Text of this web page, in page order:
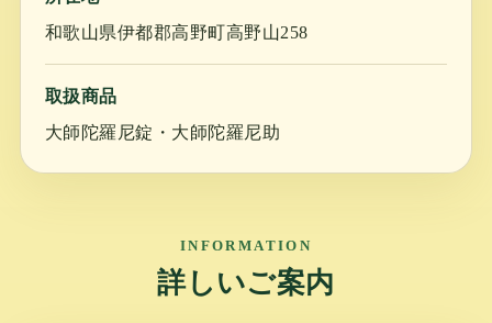
和歌山県伊都郡高野町高野山258
取扱商品
大師陀羅尼錠・大師陀羅尼助
INFORMATION
詳しいご案内